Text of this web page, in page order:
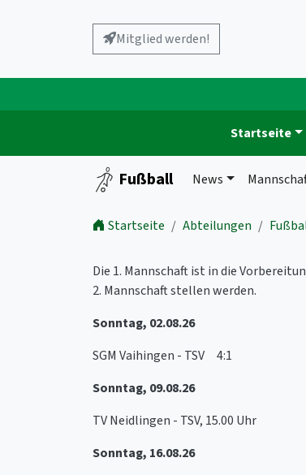
Mitglied werden!
Startseite
Fußball News
Startseite Abteilungen
Die 1. Mannschaft ist in die
2. Mannschaft stellen werden.
Sonntag, 02.08.26
SGM Vaihingen - TSV 4:1
Sonntag, 09.08.26
TV Neidlingen - TSV, 15.00 Uhr
Sonntag, 16.08.26